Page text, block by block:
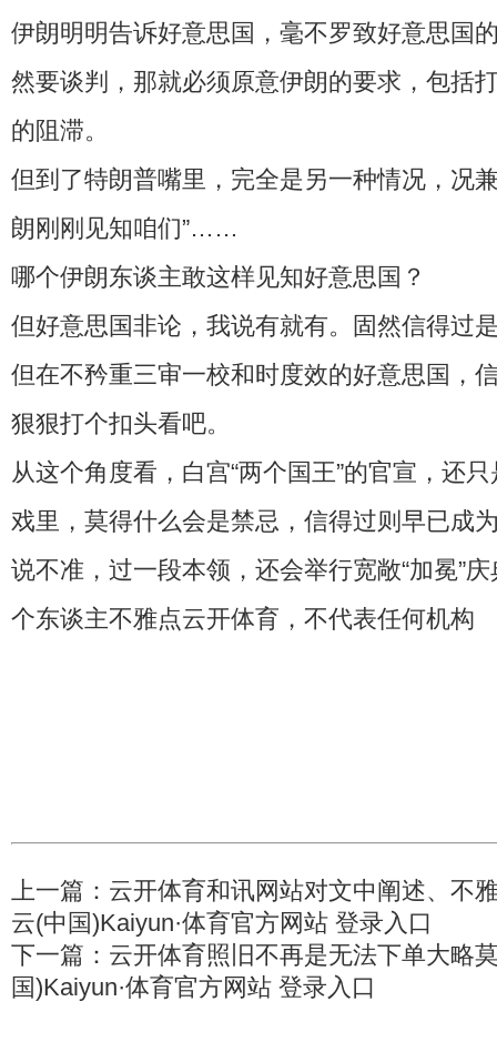
伊朗明明告诉好意思国，毫不罗致好意思国
然要谈判，那就必须原意伊朗的要求，包括
的阻滞。
但到了特朗普嘴里，完全是另一种情况，况
朗刚刚见知咱们”……
哪个伊朗东谈主敢这样见知好意思国？
但好意思国非论，我说有就有。固然信得过
但在不矜重三审一校和时度效的好意思国，
狠狠打个扣头看吧。
从这个角度看，白宫“两个国王”的官宣，还
戏里，莫得什么会是禁忌，信得过则早已成
说不准，过一段本领，还会举行宽敞“加冕”
个东谈主不雅点云开体育，不代表任何机构
上一篇： 云开体育和讯网站对文中阐述、不
云(中国)Kaiyun·体育官方网站 登录入口
下一篇： 云开体育照旧不再是无法下单大略
国)Kaiyun·体育官方网站 登录入口